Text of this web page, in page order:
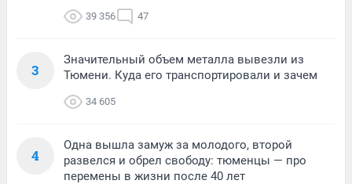
39 356 47
3
Значительный объем металла вывезли из
Тюмени. Куда его транспортировали и зачем
34 605
4
Одна вышла замуж за молодого, второй
развелся и обрел свободу: тюменцы — про
перемены в жизни после 40 лет